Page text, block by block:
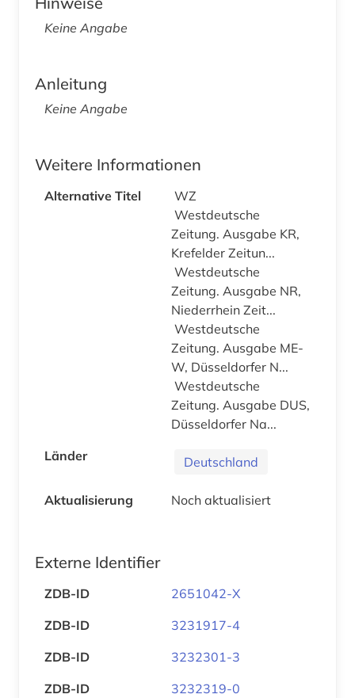
Keine Angabe
Anleitung
Keine Angabe
Weitere Informationen
Alternative Titel
WZ
Westdeutsche
Zeitung. Ausgabe KR,
Krefelder Zeitun...
Westdeutsche
Zeitung. Ausgabe NR,
Niederrhein Zeit...
Westdeutsche
Zeitung. Ausgabe ME-
W, Düsseldorfer N...
Westdeutsche
Zeitung. Ausgabe DUS,
Düsseldorfer Na...
Länder
Deutschland
Aktualisierung Noch aktualisiert
Externe Identifier
ZDB-ID
2651042-X
ZDB-ID
3231917-4
ZDB-ID
3232301-3
ZDB-ID
3232319-0